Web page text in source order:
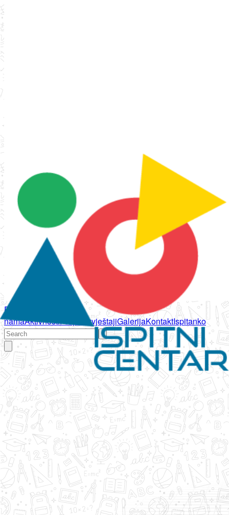
Početna
namaAktivnostiPropisi IzvještajiGalerijaKontaktIspitanko